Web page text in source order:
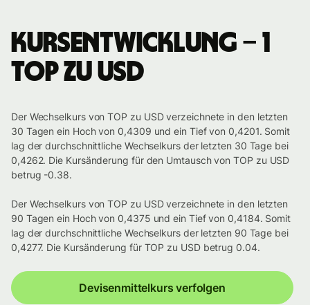
Kursentwicklung – 1
TOP zu USD
Der Wechselkurs von TOP zu USD verzeichnete in den letzten
30 Tagen ein Hoch von 0,4309 und ein Tief von 0,4201. Somit
lag der durchschnittliche Wechselkurs der letzten 30 Tage bei
0,4262. Die Kursänderung für den Umtausch von TOP zu USD
betrug -0.38.
Der Wechselkurs von TOP zu USD verzeichnete in den letzten
90 Tagen ein Hoch von 0,4375 und ein Tief von 0,4184. Somit
lag der durchschnittliche Wechselkurs der letzten 90 Tage bei
0,4277. Die Kursänderung für TOP zu USD betrug 0.04.
Devisenmittelkurs verfolgen